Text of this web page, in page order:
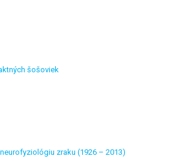
šošoviek
zraku (1926 – 2013)